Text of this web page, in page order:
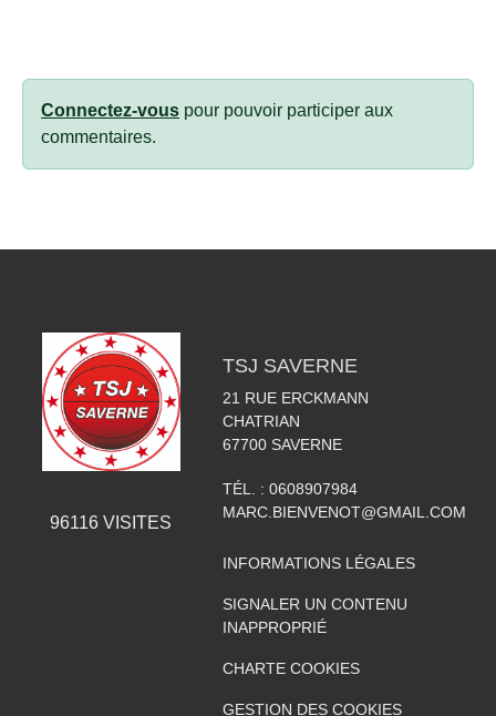
Connectez-vous pour pouvoir participer aux
commentaires.
96116 VISITES
TSJ SAVERNE
21 RUE ERCKMANN
CHATRIAN
67700 SAVERNE
TÉL. : 0608907984
MARC.BIENVENOT@GMAIL.COM
INFORMATIONS LÉGALES
SIGNALER UN CONTENU
INAPPROPRIÉ
CHARTE COOKIES
GESTION DES COOKIES